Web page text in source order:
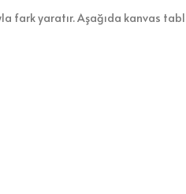
fark yaratır. Aşağıda kanvas